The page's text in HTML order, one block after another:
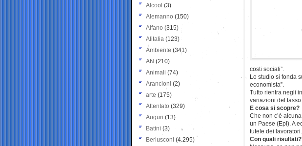
costi sociali”.
Lo studio si fonda
economista”.
Tutto rientra negli
variazioni del
E cosa si scopre?
Che non c’è
un Paese (Epl). A
tutele dei
Con quali risultati?
Alcool (3)
Alemanno (150)
Alfano (315)
Alitalia (123)
Ambiente (341)
AN (210)
Animali (74)
Arancioni (2)
arte (175)
Attentato (329)
Auguri (13)
Batini (3)
Berlusconi (4.295)